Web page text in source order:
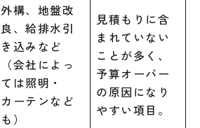
外構、地盤改
良、給排水引
き込みなど
（会社によっ
ては照明・
カーテンなど
も）
見積もりに含
まれていない
ことが多く、
予算オーバー
の原因になり
やすい項目。